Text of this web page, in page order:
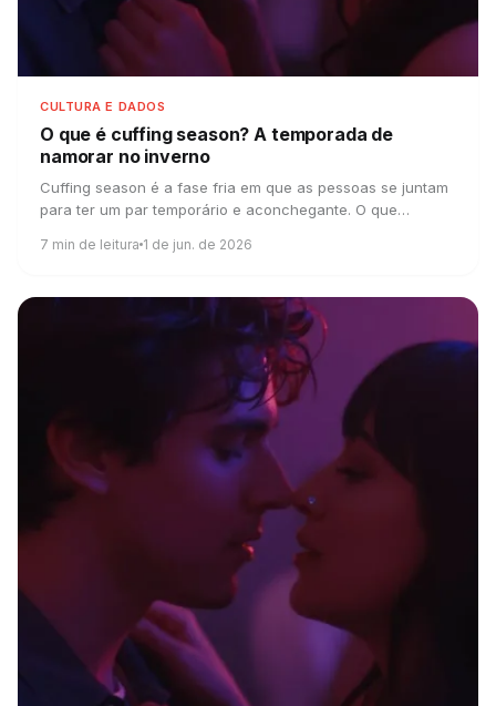
CULTURA E DADOS
O que é cuffing season? A temporada de
namorar no inverno
Cuffing season é a fase fria em que as pessoas se juntam
para ter um par temporário e aconchegante. O que
7 min de leitura 1 de jun. de 2026